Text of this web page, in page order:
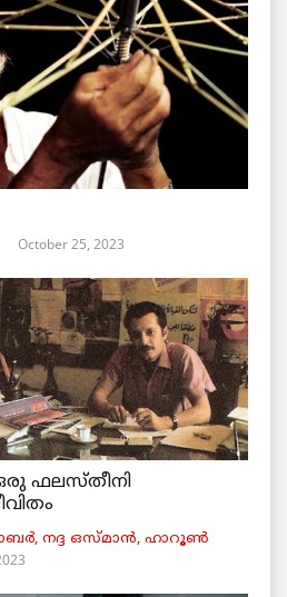
October 25, 2023
ഫലസ്തീനി
നദ്ദ ഒസ്മാൻ, ഹാറൂൺ